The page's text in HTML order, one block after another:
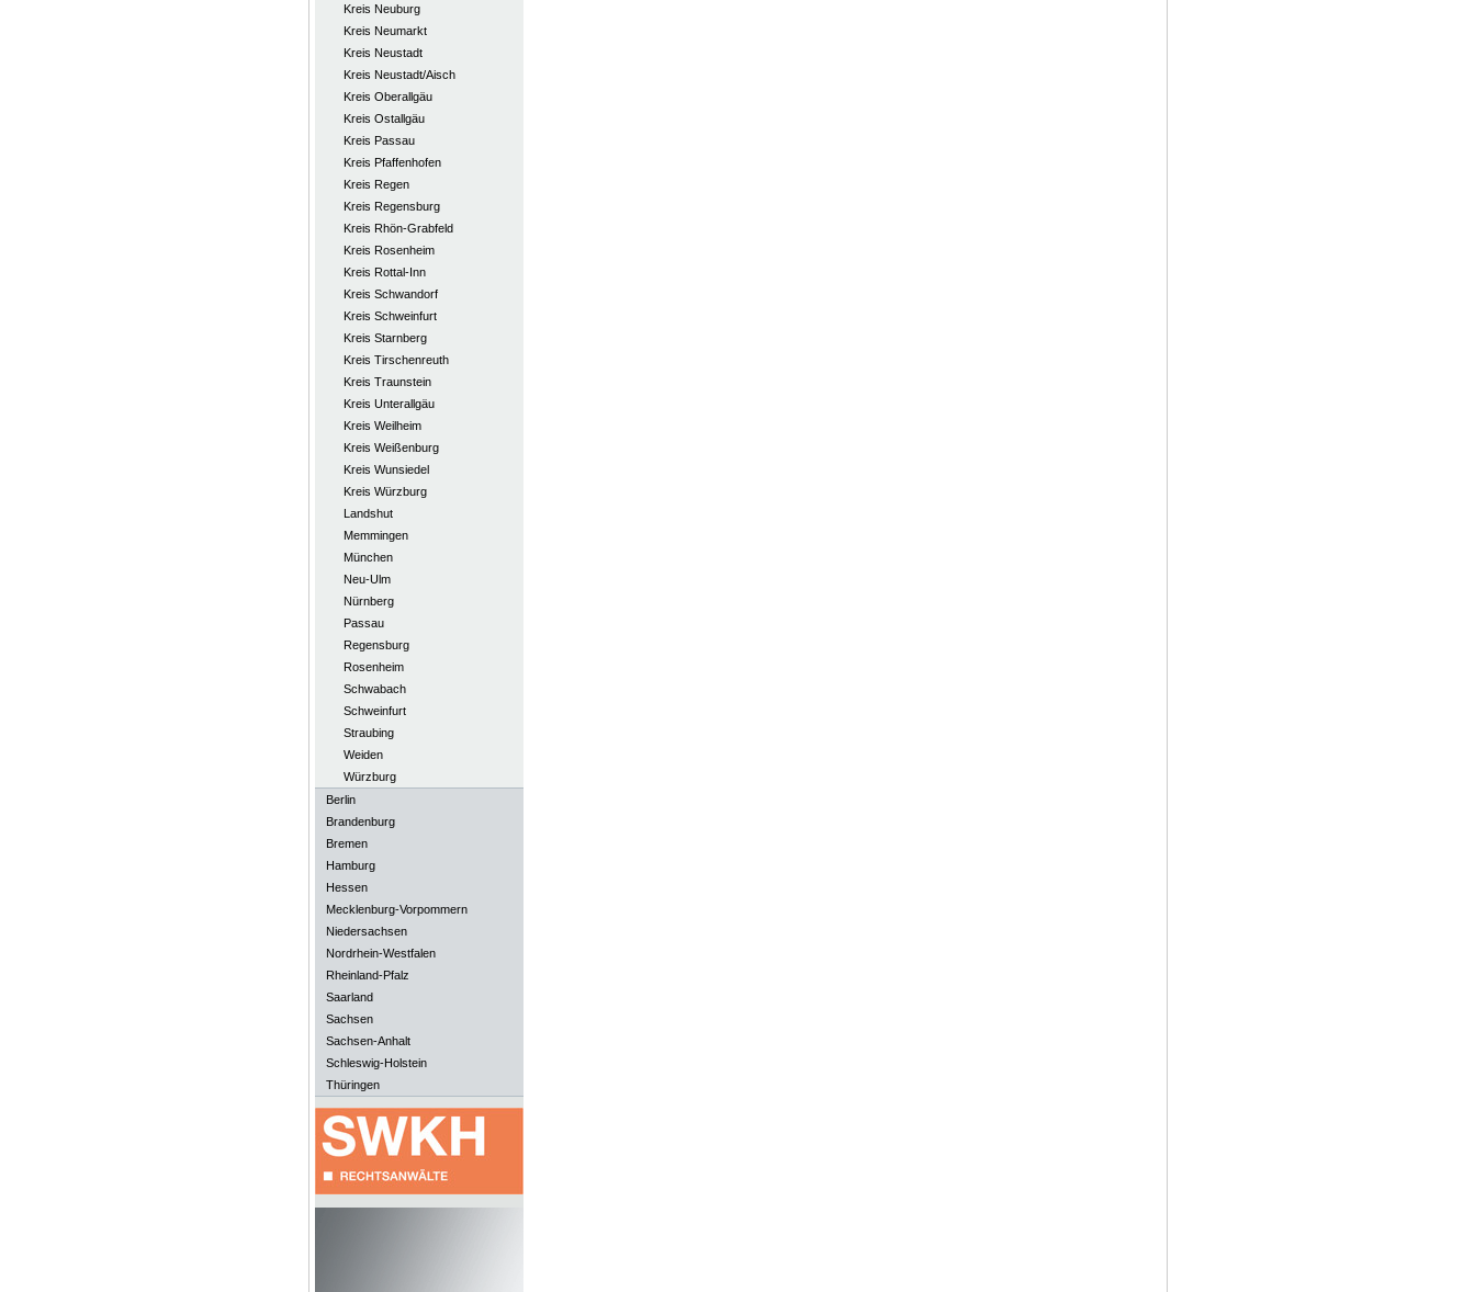
Kreis Neuburg
Kreis Neumarkt
Kreis Neustadt
Kreis Neustadt/Aisch
Kreis Oberallgäu
Kreis Ostallgäu
Kreis Passau
Kreis Pfaffenhofen
Kreis Regen
Kreis Regensburg
Kreis Rhön-Grabfeld
Kreis Rosenheim
Kreis Rottal-Inn
Kreis Schwandorf
Kreis Schweinfurt
Kreis Starnberg
Kreis Tirschenreuth
Kreis Traunstein
Kreis Unterallgäu
Kreis Weilheim
Kreis Weißenburg
Kreis Wunsiedel
Kreis Würzburg
Landshut
Memmingen
München
Neu-Ulm
Nürnberg
Passau
Regensburg
Rosenheim
Schwabach
Schweinfurt
Straubing
Weiden
Würzburg
Berlin
Brandenburg
Bremen
Hamburg
Hessen
Mecklenburg-Vorpommern
Niedersachsen
Nordrhein-Westfalen
Rheinland-Pfalz
Saarland
Sachsen
Sachsen-Anhalt
Schleswig-Holstein
Thüringen